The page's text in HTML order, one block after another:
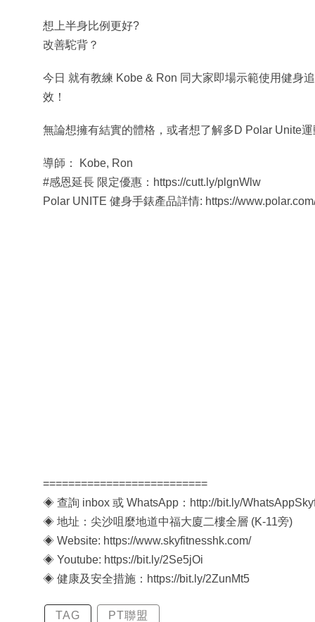
想上半身比例更好?
改善駝背？
今日 就有教練 Kobe & Ron 同大家即場示範使用健身
效！
無論想擁有結實的體格，或者想了解多D Polar Unite
導師： Kobe, Ron
#感恩延長 限定優惠：https://cutt.ly/plgnWlw
Polar UNITE 健身手錶產品詳情: https://
==========================
◈ 查詢 inbox 或 WhatsApp：http://bit.ly/
◈ 地址：尖沙咀麼地道中福大廈二樓全層 (K-11旁)
◈ Website: https://www.skyfitnesshk.com/
◈ Youtube: https://bit.ly/2Se5jOi
◈ 健康及安全措施：https://bit.ly/2ZunMt5
TAG PT聯盟